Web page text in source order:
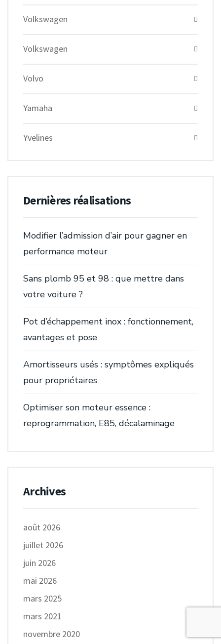
Volkswagen
Volkswagen
Volvo
Yamaha
Yvelines
Dernières réalisations
Modifier l’admission d’air pour gagner en
performance moteur
Sans plomb 95 et 98 : que mettre dans
votre voiture ?
Pot d’échappement inox : fonctionnement,
avantages et pose
Amortisseurs usés : symptômes expliqués
pour propriétaires
Optimiser son moteur essence :
reprogrammation, E85, décalaminage
Archives
août 2026
juillet 2026
juin 2026
mai 2026
mars 2025
mars 2021
novembre 2020